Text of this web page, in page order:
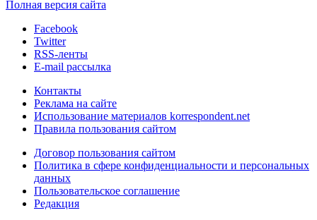
Полная версия сайта
Facebook
Twitter
RSS-ленты
E-mail рассылка
Контакты
Реклама на сайте
Использование материалов korrespondent.net
Правила пользования сайтом
Договор пользования сайтом
Политика в сфере конфиденциальности и персональных
данных
Пользовательское соглашение
Редакция